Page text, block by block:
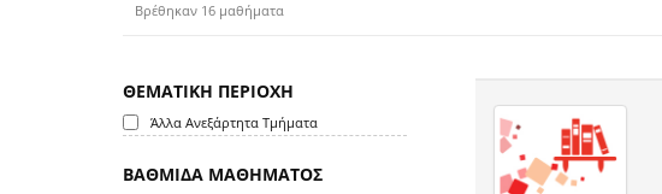
Βρέθηκαν 16 μαθήματα
ΘΕΜΑΤΙΚΗ ΠΕΡΙΟΧΗ
Άλλα Ανεξάρτητα Τμήματα
ΒΑΘΜΙΔΑ ΜΑΘΗΜΑΤΟΣ